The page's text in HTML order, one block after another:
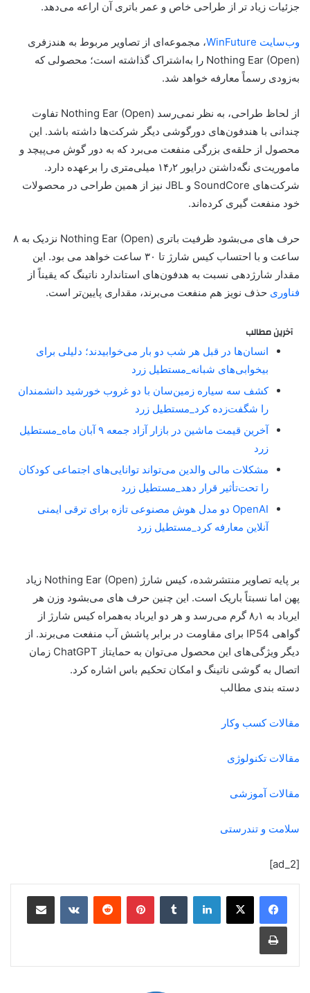
جزئیات زیاد تر از طراحی خاص و عمر باتری آن‌ اراعه می‌دهد.
وب‌سایت WinFuture
، مجموعه‌ای از تصاویر مربوط به هندزفری
Nothing Ear (Open) را به‌اشتراک گذاشته است؛ محصولی که
به‌زودی رسماً معارفه خواهد شد.
از لحاظ طراحی، به نظر نمی‌رسد Nothing Ear (Open) تفاوت
چندانی با هندفون‌های دورگوشی دیگر شرکت‌ها داشته باشد. این
محصول از حلقه‌ی بزرگی منفعت می‌برد که به دور گوش می‌پیچد و
ماموریت‌ی نگه‌داشتن درایور ۱۴٫۲ میلی‌متری را برعهده دارد.
شرکت‌های SoundCore و JBL نیز از همین طراحی در محصولات
خود منفعت گیری کرده‌اند.
حرف های می‌بشود ظرفیت باتری Nothing Ear (Open) نزدیک به ۸
ساعت و با احتساب کیس شارژ تا ۳۰ ساعت خواهد می بود. این
مقدار شارژدهی نسبت‌ به هدفون‌های استاندارد ناتینگ که یقیناً از
فناوری حذف نویز هم منفعت می‌برند، مقداری پایین‌تر است.
آخرین مطالب
انسان‌ها در قبل هر شب دو بار می‌خوابیدند؛ دلیلی برای
بیخوابی‌های شبانه_مستطیل زرد
کشف سه سیاره زمین‌سان با دو غروب خورشید دانشمندان
را شگفت‌زده کرد_مستطیل زرد
آخرین قیمت ماشین در بازار آزاد جمعه ۹ آبان ماه_مستطیل
زرد
مشکلات مالی والدین می‌تواند توانایی‌های اجتماعی کودکان
را تحت‌تأثیر قرار دهد_مستطیل زرد
OpenAI دو مدل هوش مصنوعی تازه برای ترقی ایمنی
آنلاین معارفه کرد_مستطیل زرد
بر پایه تصاویر منتشرشده، کیس شارژ Nothing Ear (Open) زیاد
پهن اما نسبتاً باریک است. این چنین حرف های می‌بشود وزن هر
ایرباد به ۸٫۱ گرم می‌رسد و هر دو ایرباد به‌همراه کیس شارژ از
گواهی IP54 برای مقاومت در برابر پاشش آب منفعت می‌برند. از
دیگر ویژگی‌های این محصول می‌توان به حمایتاز ChatGPT زمان
اتصال به گوشی ناتینگ و امکان تحکیم باس اشاره کرد.
دسته بندی مطالب
مقالات کسب وکار
مقالات تکنولوژی
مقالات آموزشی
سلامت و تندرستی
[ad_2]